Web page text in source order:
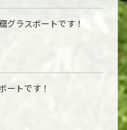
グラスボートです！
ートです！